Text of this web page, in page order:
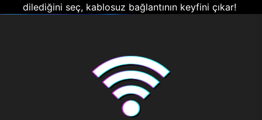
dilediğini seç, kablosuz bağlantının keyfini çıkar!